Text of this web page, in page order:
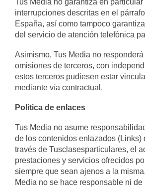
Tus Media no garantiza en
interrupciones descritas en el
España, así como tampoco
del servicio de atención telefónica
Asimismo, Tus Media no
omisiones de terceros, con
estos terceros pudiesen estar
mediante vía contractual.
Política de enlaces
Tus Media no asume
de los contenidos enlazados (Links)
través de Tusclasesparticulares, el
prestaciones y servicios ofrecidos
siempre que sean ajenos a la
Media no se hace responsable ni de